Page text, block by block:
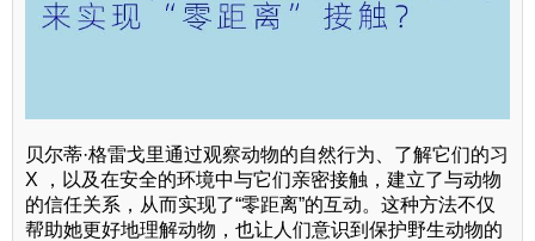
贝尔蒂·格雷戈里通过观察动物的自然行为、了解它们的习
X ，以及在安全的环境中与它们亲密接触，建立了与动物
的信任关系，从而实现了“零距离”的互动。这种方法不仅
帮助她更好地理解动物，也让人们意识到保护野生动物的